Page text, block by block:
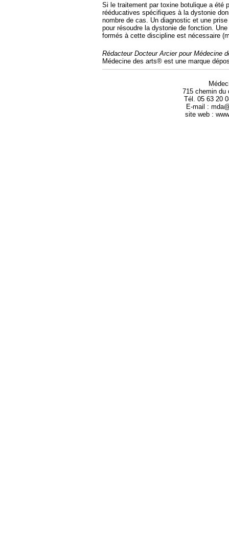
Si le traitement par toxine botulique a été
rééducatives spécifiques à la dystonie
nombre de cas. Un diagnostic et une
pour résoudre la dystonie de fonction.
formés à cette discipline est nécessaire
Rédacteur Docteur Arcier pour Médecine
Médecine des arts® est une marque
715 chemin du
Tél. 05 63 20
E-mail :
site web :